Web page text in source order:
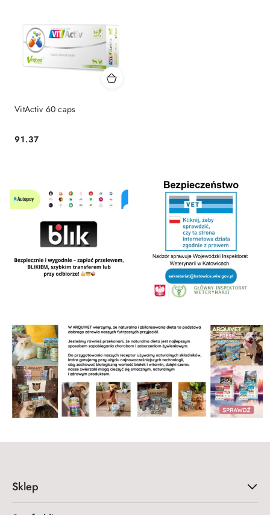
VitActiv 60 caps
Cena:
91.37
Sklep